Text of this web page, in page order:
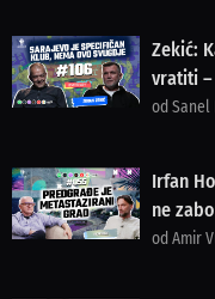
Zekić:
vratiti
od Sanel
Irfan
ne
od Amir